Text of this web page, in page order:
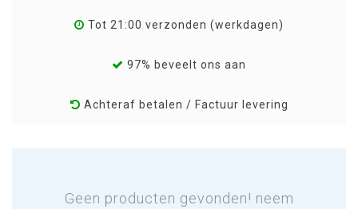
Tot 21:00 verzonden (werkdagen)
97% beveelt ons aan
Achteraf betalen / Factuur levering
Geen producten gevonden! neem